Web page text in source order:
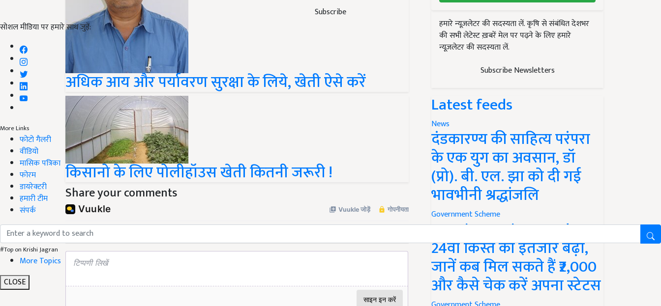
Subscribe
सोशल मीडिया पर हमारे साथ जुड़ें:
More Links
फोटो गैलरी
वीडियो
मासिक पत्रिका
फोरम
डायरेक्टरी
हमारी टीम
संपर्क
#Top on Krishi Jagran
More Topics
CLOSE
अधिक आय और पर्यावरण सुरक्षा के लिये, खेती ऐसे करें
किसानो के लिए पोलीहॉउस खेती कितनी जरूरी !
Share your comments
हमारे न्यूज़लेटर की सदस्यता लें. कृषि से संबंधित देशभर
की सभी लेटेस्ट ख़बरें मेल पर पढ़ने के लिए हमारे
न्यूज़लेटर की सदस्यता लें.
Subscribe Newsletters
Latest feeds
News
दंडकारण्य की साहित्य परंपरा
के एक युग का अवसान, डॉ
(प्रो). बी. एल. झा को दी गई
भावभीनी श्रद्धांजलि
Government Scheme
PM Kisan Yojana Update:
24वीं किस्त का इंतजार बढ़ा,
जानें कब मिल सकते हैं ₹2,000
और कैसे चेक करें अपना स्टेटस